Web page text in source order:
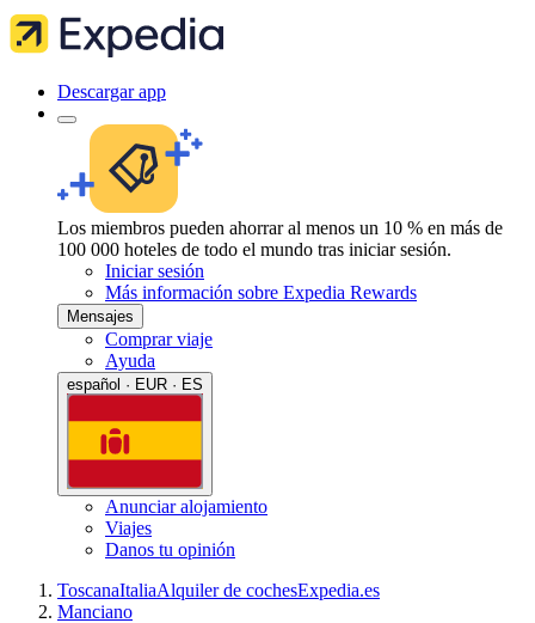
Descargar app
Los miembros pueden ahorrar al menos un 10 % en más de
100 000 hoteles de todo el mundo tras iniciar sesión.
Iniciar sesión
Más información sobre Expedia Rewards
Mensajes
Comprar viaje
Ayuda
español · EUR · ES
Anunciar alojamiento
Viajes
Danos tu opinión
ToscanaItaliaAlquiler de cochesExpedia.es
Manciano